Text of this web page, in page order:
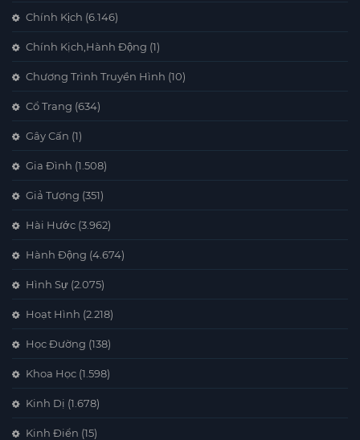
Chính Kịch (6.146)
Chính Kịch,Hành Động (1)
Chương Trình Truyền Hình (10)
Cổ Trang (634)
Gây Cấn (1)
Gia Đình (1.508)
Giả Tượng (351)
Hài Hước (3.962)
Hành Động (4.674)
Hình Sự (2.075)
Hoạt Hình (2.218)
Học Đường (138)
Khoa Học (1.598)
Kinh Dị (1.678)
Kinh Điển (15)